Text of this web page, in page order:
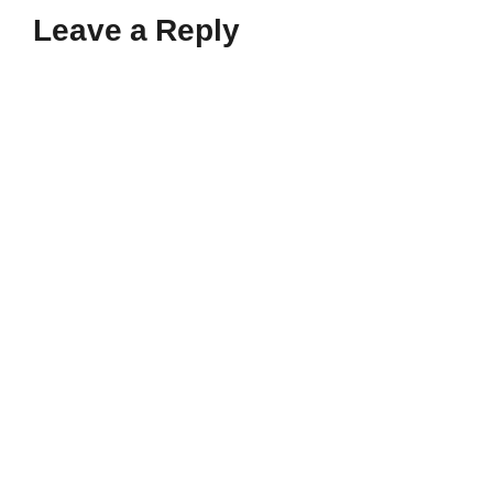
Leave a Reply